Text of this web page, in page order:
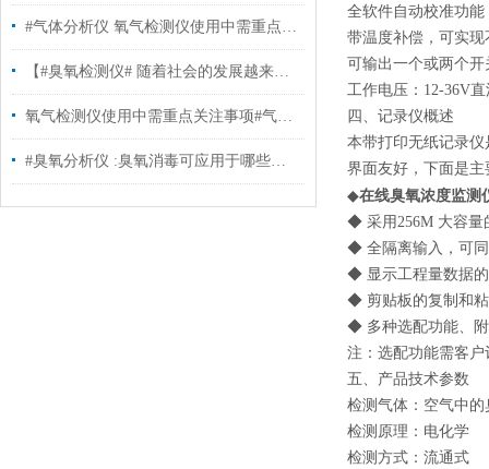
#气体分析仪 氧气检测仪使用中需重点关注事项
【#臭氧检测仪# 随着社会的发展越来越多地方应用的臭氧】
氧气检测仪使用中需重点关注事项#气体分析仪
#臭氧分析仪 :臭氧消毒可应用于哪些领域？
全软件自动校准功
带温度补偿，可实
可输出一个或两个
工作电压：12-36V
四、记录仪概述
本带打印无纸记录
界面友好，下面是
◆在线臭氧浓度监测
◆ 采用256M 大容量
◆ 全隔离输入，可
◆ 显示工程量数据的
◆ 剪贴板的复制和
◆ 多种选配功能、附
注：选配功能需客
五、产品技术参数
检测气体：空气中的
检测原理：电化学
检测方式：流通式